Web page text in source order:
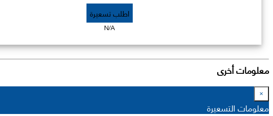
اطلب تسعيرة
N/A
معلومات أخرى
×
معلومات التسعيرة